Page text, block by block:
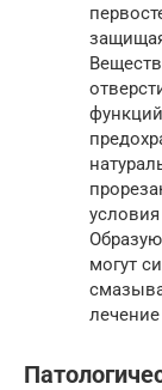
могут
лечение